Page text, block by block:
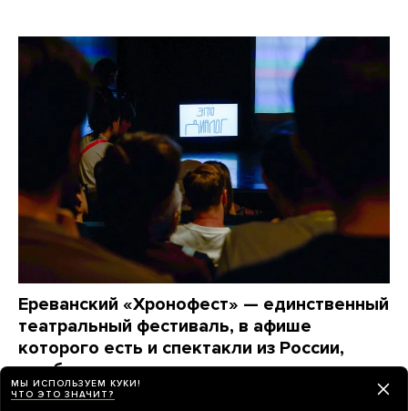
Ереванский «Хронофест» — единственный
театральный фестиваль, в афише
которого есть и спектакли из России,
и работы эмигрантов, и иностранные
проекты
МЫ ИСПОЛЬЗУЕМ КУКИ!
ЧТО ЭТО ЗНАЧИТ?